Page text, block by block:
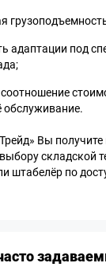
адаптации под
обслуживание.
Вы
складской
штабелёр по